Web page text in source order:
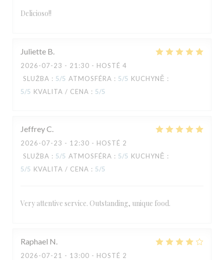
Delicioso!!
Juliette B
2026-07-23 - 21:30 - HOSTÉ 4
SLUŽBA : 5/5 ATMOSFÉRA : 5/5 KUCHYNĚ :
5/5 KVALITA / CENA : 5/5
JeffreyC
2026-07-23 - 12:30 - HOSTÉ 2
SLUŽBA : 5/5 ATMOSFÉRA : 5/5 KUCHYNĚ :
5/5 KVALITA / CENA : 5/5
Very attentive service. Outstanding, unique food.
Raphael N
2026-07-21 - 13:00 - HOSTÉ 2